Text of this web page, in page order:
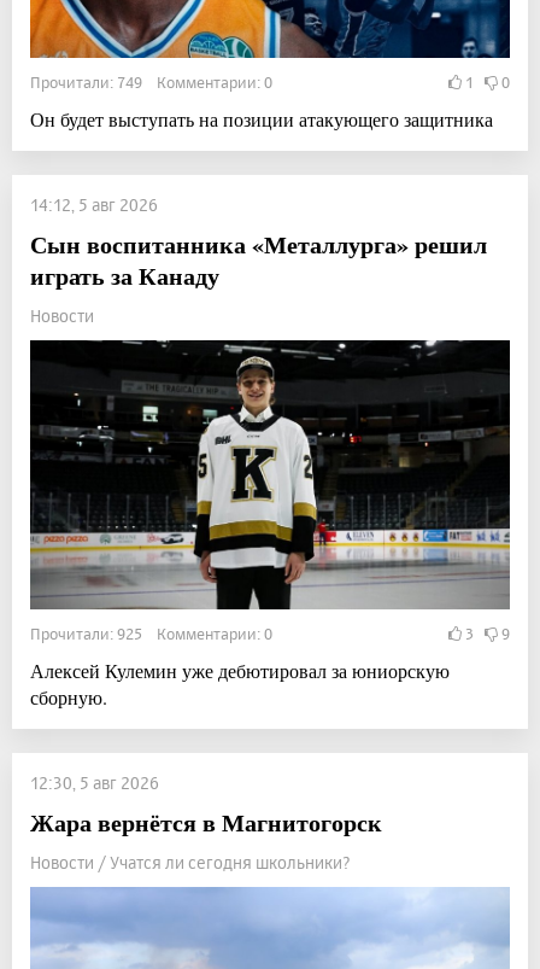
Прочитали: 749 Комментарии: 0 1 0
Он будет выступать на позиции атакующего защитника
14:12, 5 авг 2026
Сын воспитанника «Металлурга» решил
играть за Канаду
Новости
Прочитали: 925 Комментарии: 0 3 9
Алексей Кулемин уже дебютировал за юниорскую
сборную.
12:30, 5 авг 2026
Жара вернётся в Магнитогорск
Новости / Учатся ли сегодня школьники?